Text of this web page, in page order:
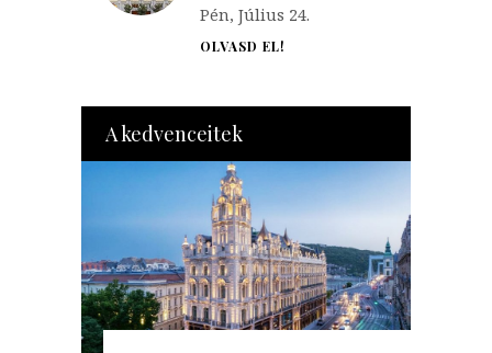
Pén, Július 24.
OLVASD EL!
A kedvenceitek